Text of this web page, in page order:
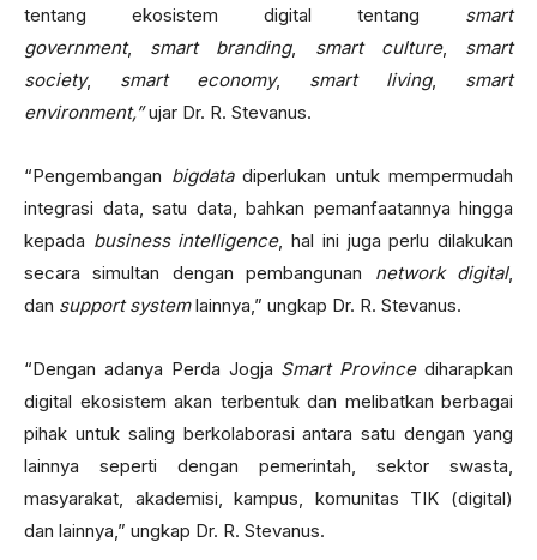
tentang ekosistem digital tentang smart
government, smart branding, smart culture, smart
society, smart economy, smart living, smart
environment,”ujar Dr. R. Stevanus.
“Pengembangan bigdatadiperlukan untuk mempermudah
integrasi data, satu data, bahkan pemanfaatannya hingga
kepada business intelligence, hal ini juga perlu dilakukan
secara simultan dengan pembangunan network digital,
dan support systemlainnya,” ungkap Dr. R. Stevanus.
“Dengan adanya Perda Jogja Smart Provincediharapkan
digital ekosistem akan terbentuk dan melibatkan berbagai
pihak untuk saling berkolaborasi antara satu dengan yang
lainnya seperti dengan pemerintah, sektor swasta,
masyarakat, akademisi, kampus, komunitas TIK (digital)
dan lainnya,” ungkap Dr. R. Stevanus.